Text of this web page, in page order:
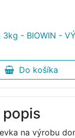
- BIOWIN -
Do košíka
na výrobu